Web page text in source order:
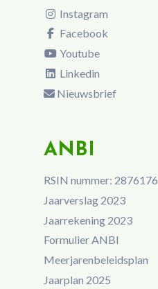
Instagram
Facebook
Youtube
Linkedin
Nieuwsbrief
ANBI
RSIN nummer: 2876176
Jaarverslag 2023
Jaarrekening 2023
Formulier ANBI
Meerjarenbeleidsplan
Jaarplan 2025